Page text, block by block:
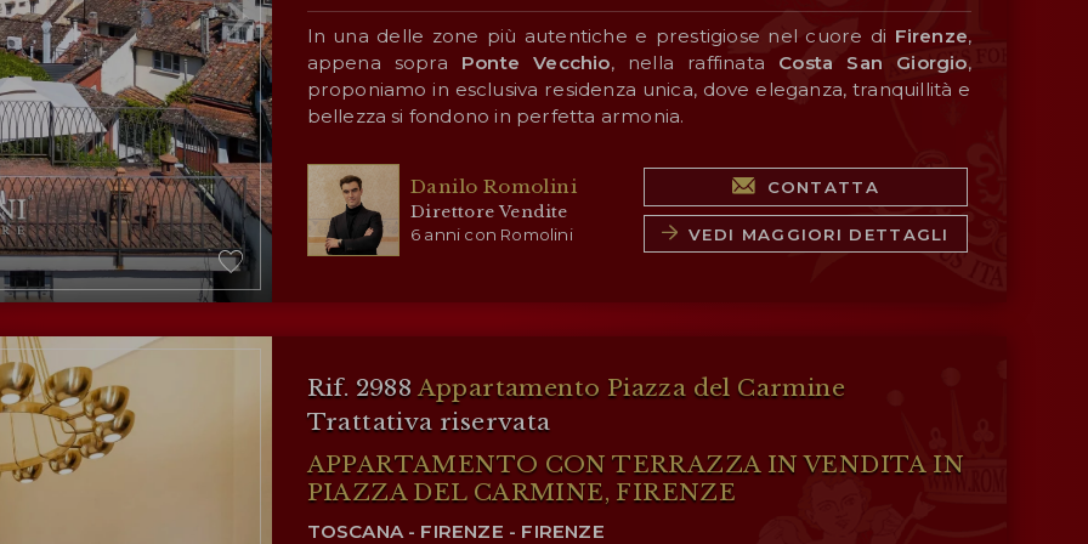
In una delle zone più autentiche e prestigiose nel cuore di Firenze,
appena sopra Ponte Vecchio, nella raffinata Costa San Giorgio,
proponiamo in esclusiva residenza unica, dove eleganza, tranquillità e
bellezza si fondono in perfetta armonia.
L’accesso alla proprietà avviene tramite un incantevolevialetto
pedonale privato, racchiuso da mura storiche in pietra, che introduce
immediatamente a un’atmosfera di esclusività e riservatezza.
L’elegante
con pavé in pietra serena rende ancora più
accogliendoci in un’oasi di pace e bellezza.
con finiture di altissimo livello e una cura meticolosa per ogni
dettaglio.
Dall’ingresso si accede alla zona living con area pranzo,
sapientemente collegata al giardino da due meravigliose porte
finestre che donano luce naturale all’ambiente. Il
Danilo Romolini
Direttore Vendite
6 anni con Romolini
CONTATTA
VEDI MAGGIORI DETTAGLI
Rif. 2988 Appartamento Piazza del Carmine
Trattativa riservata
APPARTAMENTO CON TERRAZZA IN VENDITA IN
PIAZZA DEL CARMINE, FIRENZE
TOSCANA - FIRENZE - FIRENZE